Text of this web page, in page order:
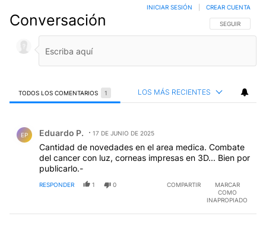
Conversación SIGA ESTA
SEGUIR
INICIAR SESIÓN CREAR CUENTA
TODOS LOS COMENTARIOS 1 LOS MÁS RECIENTES
EP Eduardo P. 17 DE JUNIO DE 2025
Cantidad de novedades en el area medica. Combate
del cancer con luz, corneas impresas en 3D... Bien por
publicarlo.-
RESPONDER 1 0 COMPARTIR
MARCAR
COMO
INAPROPIADO